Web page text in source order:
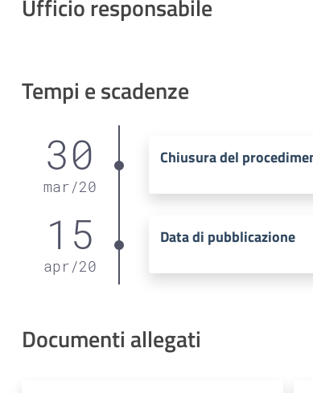
Ufficio responsabile
Tempi e scadenze
30
mar/20
Chiusura del
15
apr/20
Data di pubblicazione
Documenti allegati